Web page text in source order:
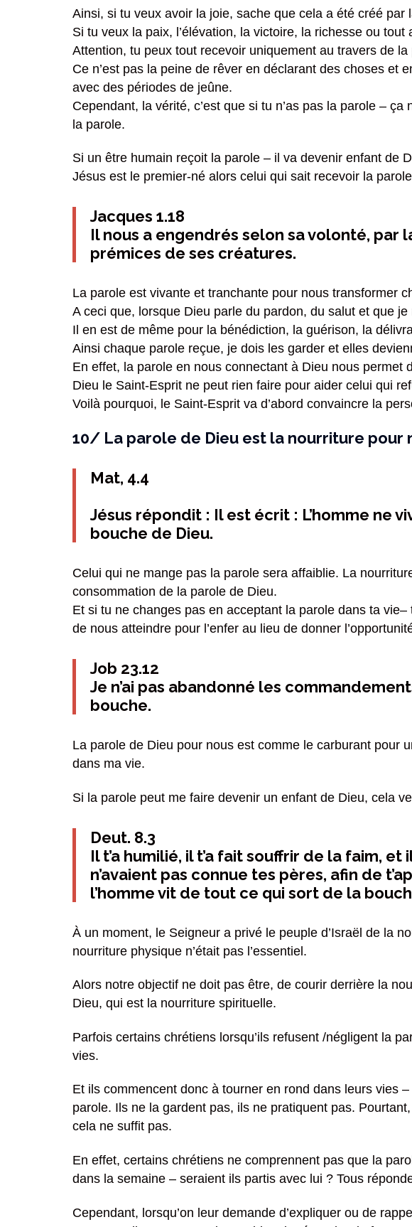
Ainsi, si tu veux avoir la joie, sache que cela a été créé par
Si tu veux la paix, l’élévation, la victoire, la richesse ou
Attention, tu peux tout recevoir uniquement au travers de la
Ce n’est pas la peine de rêver en déclarant des choses et
avec des périodes de jeûne.
Cependant, la vérité, c’est que si tu n’as pas la parole –
la parole.
Si un être humain reçoit la parole – il va devenir enfant de
Jésus est le premier-né alors celui qui sait recevoir la
Jacques 1.18
Il nous a engendrés selon sa volonté, par
prémices de ses créatures.
La parole est vivante et tranchante pour nous transformer
A ceci que, lorsque Dieu parle du pardon, du salut et que
Il en est de même pour la bénédiction, la guérison, la
Ainsi chaque parole reçue, je dois les garder et elles
En effet, la parole en nous connectant à Dieu nous permet
Dieu le Saint-Esprit ne peut rien faire pour aider celui qui
Voilà pourquoi, le Saint-Esprit va d’abord convaincre la
10/ La parole de Dieu est la nourriture pour
Mat, 4.4
Jésus répondit : Il est écrit : L’homme ne
bouche de Dieu.
Celui qui ne mange pas la parole sera affaiblie. La
consommation de la parole de Dieu.
Et si tu ne changes pas en acceptant la parole dans ta
de nous atteindre pour l’enfer au lieu de donner
Job 23.12
Je n’ai pas abandonné les
bouche.
La parole de Dieu pour nous est comme le carburant pour
dans ma vie.
Si la parole peut me faire devenir un enfant de Dieu, cela
Deut. 8.3
Il t’a humilié, il t’a fait souffrir de la faim,
n’avaient pas connue tes pères, afin de
l’homme vit de tout ce qui sort de la
À un moment, le Seigneur a privé le peuple d’Israël de la
nourriture physique n’était pas l’essentiel.
Alors notre objectif ne doit pas être, de courir derrière la
Dieu, qui est la nourriture spirituelle.
Parfois certains chrétiens lorsqu’ils refusent /négligent la
vies.
Et ils commencent donc à tourner en rond dans leurs vies
parole. Ils ne la gardent pas, ils ne pratiquent pas.
cela ne suffit pas.
En effet, certains chrétiens ne comprennent pas que la
dans la semaine – seraient ils partis avec lui ? Tous
Cependant, lorsqu’on leur demande d’expliquer ou de